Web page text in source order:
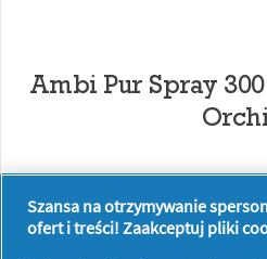
Ambi Pur Spray
Szansa na otrzymywanie
ofert i treści! Zaakceptuj pliki